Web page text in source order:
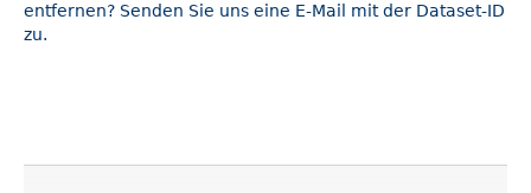
entfernen? Senden Sie uns eine E-Mail mit der Dataset-ID
zu.